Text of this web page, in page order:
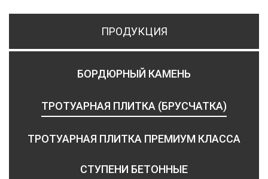
ПРОДУКЦИЯ
БОРДЮРНЫЙ КАМЕНЬ
ТРОТУАРНАЯ ПЛИТКА (БРУСЧАТКА)
ТРОТУАРНАЯ ПЛИТКА ПРЕМИУМ КЛАССА
СТУПЕНИ БЕТОННЫЕ